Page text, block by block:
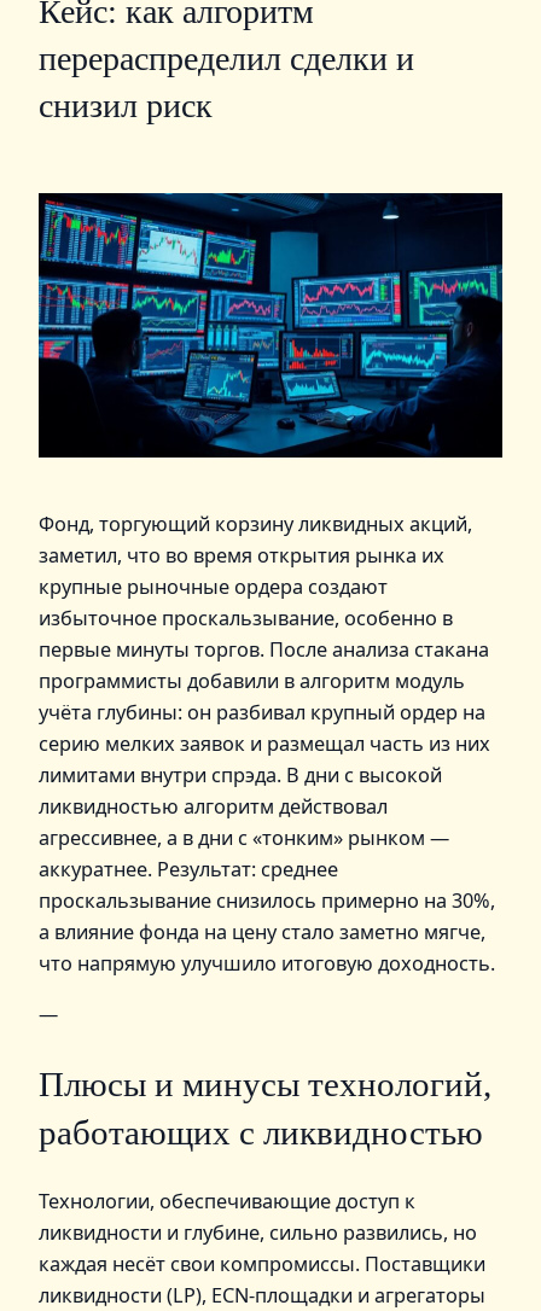
Кейс: как алгоритм
перераспределил сделки и
снизил риск
Фонд, торгующий корзину ликвидных акций,
заметил, что во время открытия рынка их
крупные рыночные ордера создают
избыточное проскальзывание, особенно в
первые минуты торгов. После анализа стакана
программисты добавили в алгоритм модуль
учёта глубины: он разбивал крупный ордер на
серию мелких заявок и размещал часть из них
лимитами внутри спрэда. В дни с высокой
ликвидностью алгоритм действовал
агрессивнее, а в дни с «тонким» рынком —
аккуратнее. Результат: среднее
проскальзывание снизилось примерно на 30%,
а влияние фонда на цену стало заметно мягче,
что напрямую улучшило итоговую доходность.
—
Плюсы и минусы технологий,
работающих с ликвидностью
Технологии, обеспечивающие доступ к
ликвидности и глубине, сильно развились, но
каждая несёт свои компромиссы. Поставщики
ликвидности (LP), ECN‑площадки и агрегаторы